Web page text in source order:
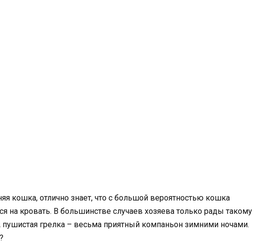
кошка, отлично знает, что с большой вероятностью кошка
на кровать. В большинстве случаев хозяева только рады такому
пушистая грелка – весьма приятный компаньон зимними ночами.